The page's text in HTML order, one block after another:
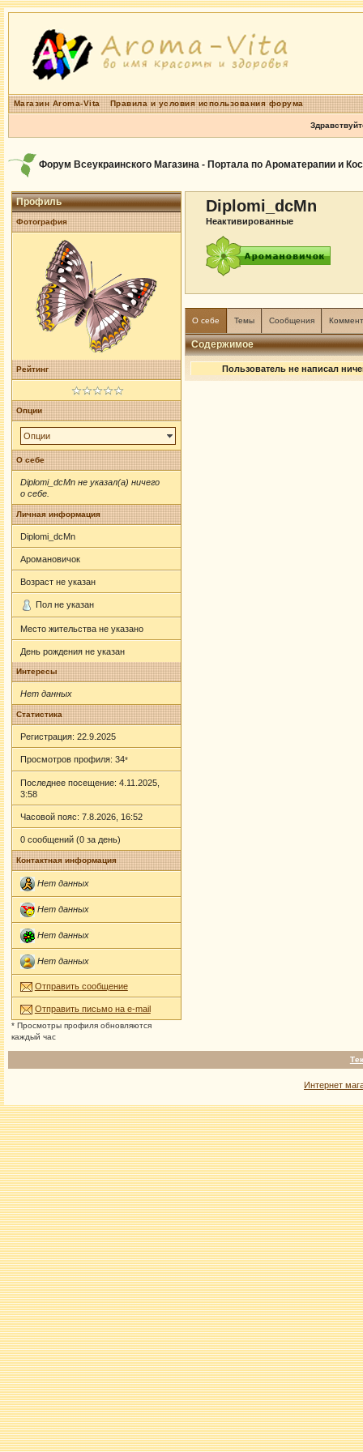
Магазин Aroma-Vita Правила и условия использования форума
Форум Всеукраинского Магазина - Портала по Ароматерапии и
Профиль
Фотография
Рейтинг
Опции
Опции
О себе
Diplomi_dcMn не указал(а) ничего
о себе.
Личная информация
Diplomi_dcMn
Аромановичок
Возраст не указан
Пол не указан
Место жительства не указано
День рождения не указан
Интересы
Нет данных
Статистика
Регистрация: 22.9.2025
Просмотров профиля: 34*
Последнее посещение: 4.11.2025,
3:58
Часовой пояс: 7.8.2026, 16:52
0 сообщений (0 за день)
Контактная информация
Нет данных
Нет данных
Нет данных
Нет данных
Отправить сообщение
Отправить письмо на e-mail
* Просмотры профиля обновляются
каждый час
Diplomi_dcMn
Неактивированные
О себе Темы Сообщения
Содержимое
Пользователь не написал
Интернет